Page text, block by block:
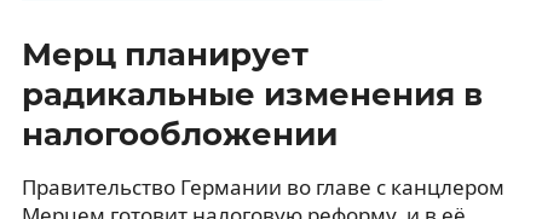
Мерц планирует
радикальные изменения в
налогообложении
Правительство Германии во главе с канцлером